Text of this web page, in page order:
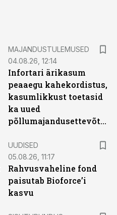
MAJANDUSTULEMUSED
04.08.26, 12:14
Infortari ärikasum
peaaegu kahekordistus,
kasumlikkust toetasid
ka uued
põllumajandusettevõtted
UUDISED
05.08.26, 11:17
Rahvusvaheline fond
paisutab Bioforce’i
kasvu